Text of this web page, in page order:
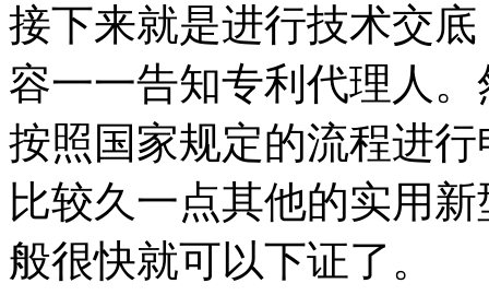
接下来就是进行技术交
容一一告知专利代理人
按照国家规定的流程进
比较久一点其他的实用
般很快就可以下证了。